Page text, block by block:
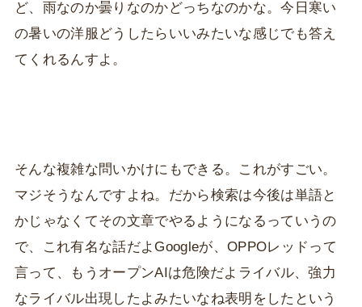
ど、雨なのか曇りなのかどっちなのかな。今日寒い
の暑いの洋服どうしたらいいみたいな感じでも答え
てくれるんすよ。
そんな複雑な問いかけにもできる。これがすごい。
マジそうなんですよね。だから検索は今後は単語と
かじゃなくてその文章でやるようになるっていうの
で、これ有名な話だよGoogleが、OPPOレッドって
言って、もうオープンAIは危険だよライバル、強力
なライバル出現したよみたいなね表明をしたという